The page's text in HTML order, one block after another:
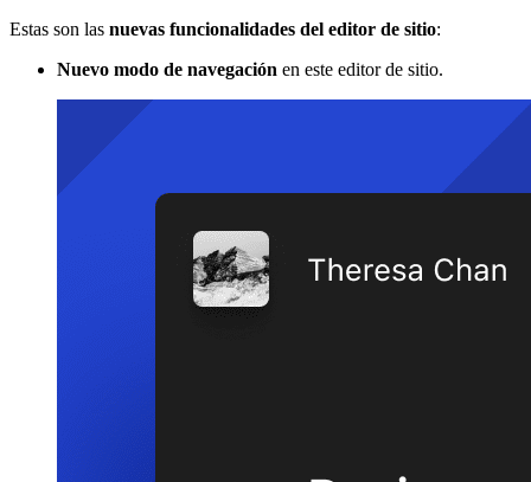
Estas son las nuevas funcionalidades del editor de sitio:
Nuevo modo de navegación en este editor de sitio.